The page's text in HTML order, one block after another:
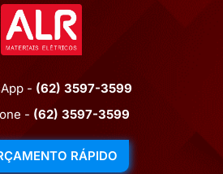
- (62) 3597-3599
- (62) 3597-3599
RÁPIDO